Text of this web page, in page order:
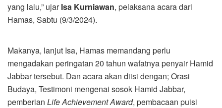
yang lalu,” ujarIsa Kurniawan, pelaksana acara dari
Hamas, Sabtu (9/3/2024).
Makanya, lanjut Isa, Hamas memandang perlu
mengadakan peringatan 20 tahun wafatnya penyair Hamid
Jabbar tersebut. Dan acara akan diisi dengan; Orasi
Budaya, Testimoni mengenai sosok Hamid Jabbar,
pemberian Life Achievement Award, pembacaan puisi